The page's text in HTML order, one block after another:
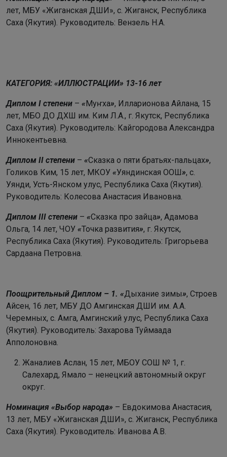
лет, МБУ «Жиганская ДШИ», с. Жиганск, Республика
Саха (Якутия). Руководитель: Вензель Н.А.
КАТЕГОРИЯ: «ИЛЛЮСТРАЦИИ» 13-16 лет
Диплом I степени – «Муҥха», Илларионова Айлана, 15
лет, МБО ДО ДХШ им. Ким Л.А., г. Якутск, Республика
Саха (Якутия). Руководитель: Кайгородова Александра
Иннокентьевна.
Диплом II степени – «Сказка о пяти братьях-пальцах»,
Голиков Ким, 15 лет, МКОУ «Уяндинская ООШ», с.
Уянди, Усть-Янском улус, Республика Саха (Якутия).
Руководитель: Колесова Анастасия Ивановна.
Диплом III степени – «Сказка про зайца», Адамова
Ольга, 14 лет, ЧОУ «Точка развития», г. Якутск,
Республика Саха (Якутия). Руководитель: Григорьева
Сардаана Петровна.
Поощрительный Диплом – 1. «Дыхание зимы», Строев
Айсен, 16 лет, МБУ ДО Амгинская ДШИ им. А.А.
Черемных, с. Амга, Амгинский улус, Республика Саха
(Якутия). Руководитель: Захарова Туймаада
Апполоновна.
Жаналиев Аслан, 15 лет, МБОУ СОШ № 1, г.
Салехард, Ямало – ненецкий автономный округ
округ.
Номинация «Выбор народа» – Евдокимова Анастасия,
13 лет, МБУ «Жиганская ДШИ», с. Жиганск, Республика
Саха (Якутия). Руководитель: Иванова А.В.